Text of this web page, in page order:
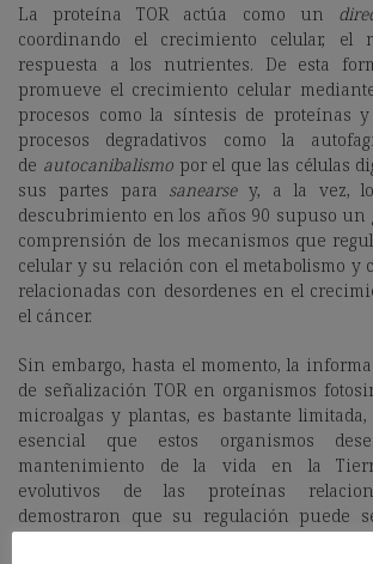
La proteína TOR actúa como un
coordinando el crecimiento celular, el
respuesta a los nutrientes. De esta
promueve el crecimiento celular
procesos como la síntesis de proteínas
procesos degradativos como la
de autocanibalismopor el que las células
sus partes para sanearsey, a la vez,
descubrimiento en los años 90 supuso un
comprensión de los mecanismos que
celular y su relación con el metabolismo y
relacionadas con desordenes en el
el cáncer.
Sin embargo, hasta el momento, la
de señalización TOR en organismos
microalgas y plantas, es bastante
esencial que estos organismos
mantenimiento de la vida en la
evolutivos de las proteínas
demostraron que su regulación puede